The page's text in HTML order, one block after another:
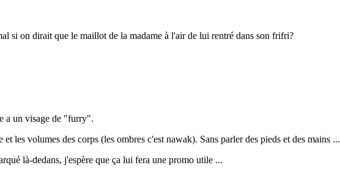
si on dirait que le maillot de la madame à l'air de lui rentré dans son frifri?
a un visage de "furry".
les volumes des corps (les ombres c'est nawak). Sans parler des pieds et des mains ...
là-dedans, j'espère que ça lui fera une promo utile ...